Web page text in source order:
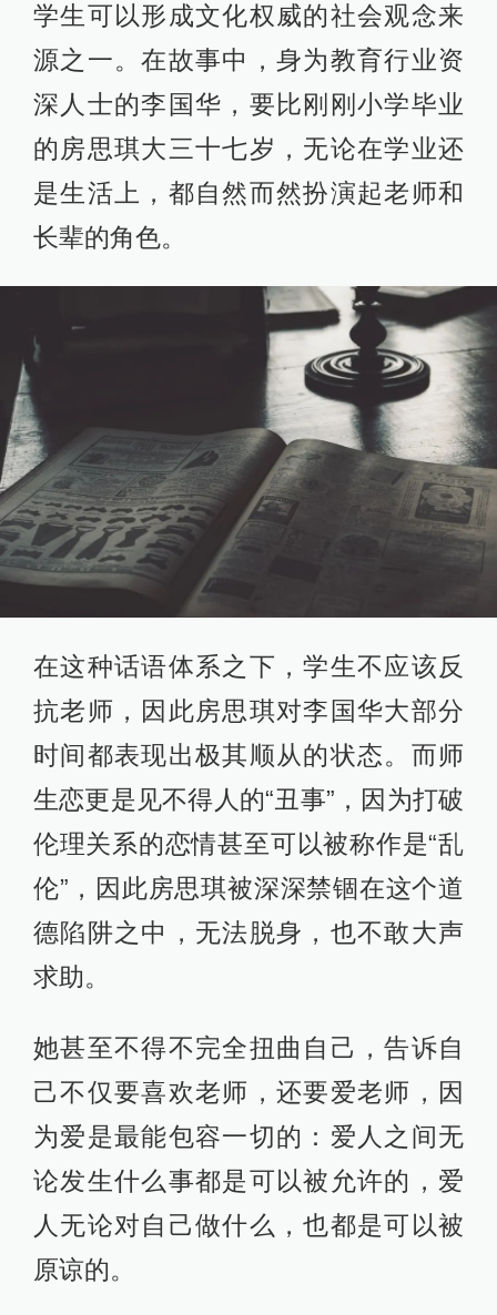
学生可以形成文化权威的社会观念来
源之一。在故事中，身为教育行业资
深人士的李国华，要比刚刚小学毕业
的房思琪大三十七岁，无论在学业还
是生活上，都自然而然扮演起老师和
长辈的角色。
在这种话语体系之下，学生不应该反
抗老师，因此房思琪对李国华大部分
时间都表现出极其顺从的状态。而师
生恋更是见不得人的“丑事”，因为打破
伦理关系的恋情甚至可以被称作是“乱
伦”，因此房思琪被深深禁锢在这个道
德陷阱之中，无法脱身，也不敢大声
求助。
她甚至不得不完全扭曲自己，告诉自
己不仅要喜欢老师，还要爱老师，因
为爱是最能包容一切的：爱人之间无
论发生什么事都是可以被允许的，爱
人无论对自己做什么，也都是可以被
原谅的。